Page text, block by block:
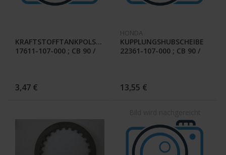
KRAFTSTOFFTANKPOLSTER
17611-107-000 ; CB 90 /
3,47 €
HONDA
KUPPLUNGSHUBSCHEIBE
22361-107-000 ; CB 90 /
13,55 €